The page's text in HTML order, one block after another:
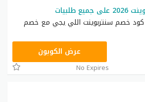
كود خصم سنتربوينت اللي يجي مع خصم
ASMARعرض الكوبون
No Expires